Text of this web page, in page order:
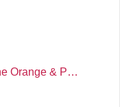
Orange & P…